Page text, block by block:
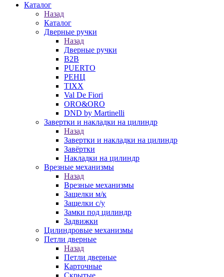
Каталог
Назад
Каталог
Дверные ручки
Назад
Дверные ручки
B2B
PUERTO
РЕНЦ
TIXX
Val De Fiori
ORO&ORO
DND by Martinelli
Завертки и накладки на цилиндр
Назад
Завертки и накладки на цилиндр
Завёртки
Накладки на цилиндр
Врезные механизмы
Назад
Врезные механизмы
Защелки м/к
Защелки с/у
Замки под цилиндр
Задвижки
Цилиндровые механизмы
Петли дверные
Назад
Петли дверные
Карточные
Скрытые